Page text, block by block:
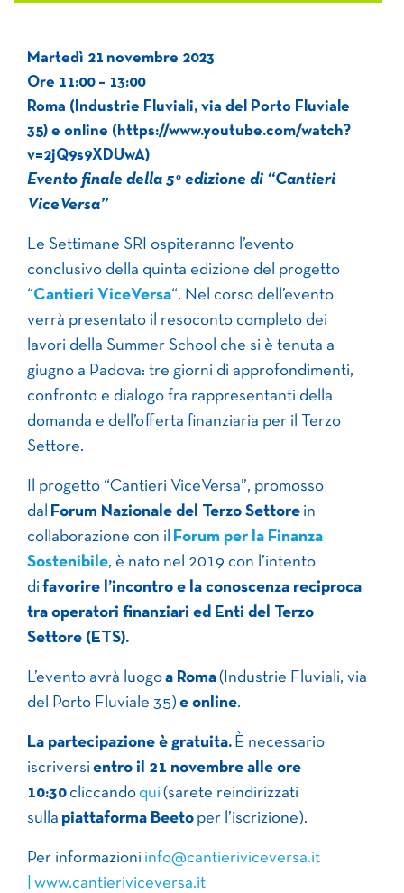
Martedì 21 novembre 2023
Ore 11:00 – 13:00
Roma (Industrie Fluviali, via del Porto Fluviale
35) e online (https://www.youtube.com/watch?
v=2jQ9s9XDUwA)
Evento finale della 5° edizione di “Cantieri
ViceVersa”
Le Settimane SRI ospiteranno l’evento
conclusivo della quinta edizione del progetto
“Cantieri ViceVersa“. Nel corso dell’evento
verrà presentato il resoconto completo dei
lavori della Summer School che si è tenuta a
giugno a Padova: tre giorni di approfondimenti,
confronto e dialogo fra rappresentanti della
domanda e dell’offerta finanziaria per il Terzo
Settore.
Il progetto “Cantieri ViceVersa”, promosso
dal
Forum Nazionale del Terzo Settore in
collaborazione con il
Forum per la Finanza
Sostenibile, è nato nel 2019 con l’intento
di favorire l’incontro e la conoscenza reciproca
tra operatori finanziari ed Enti del Terzo
Settore (ETS).
L’evento avrà luogoa Roma(Industrie Fluviali, via
del Porto Fluviale 35) e online.
La partecipazione è gratuita. È necessario
iscriversi entro il 21 novembre alle ore
10:30 cliccando qui (sarete reindirizzati
sulla piattaforma Beeto per l’iscrizione).
Per informazioni info@cantieriviceversa.it
www.cantieriviceversa.it